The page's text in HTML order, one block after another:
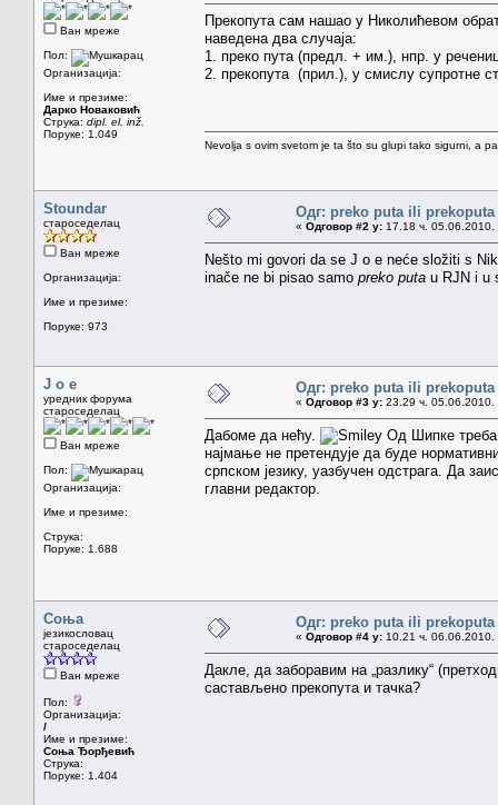
Ван мреже
Пол:
Организација:
Име и презиме:
Дарко Новаковић
Струка: dipl. el. inž.
Поруке: 1.049
Прекопута сам нашао у Николићевом
наведена два случаја:
1. преко пута (предл. + им.), нпр. у
2. прекопута (прил.), у смислу супротне
Nevolja s ovim svetom je ta što su glupi tako sigurni, a
Stoundar
староседелац
Ван мреже
Организација:
Име и презиме:
Поруке: 973
Одг: preko puta ili prekoputa
« Одговор #2 у: 17.18 ч. 05.06.2010.
Nešto mi govori da se J o e neće složiti s
inače ne bi pisao samo preko puta u RJN i u
J o e
уредник форума
староседелац
Ван мреже
Пол:
Организација:
Име и презиме:
Струка:
Поруке: 1.688
Одг: preko puta ili prekoputa
« Одговор #3 у: 23.29 ч. 05.06.2010.
Дабоме да нећу.
Од Шипке треба
најмање не претендује да буде
српском језику, уазбучен одстрага. Да
главни редактор.
Соња
језикословац
староседелац
Ван мреже
Пол:
Организација:
/
Име и презиме:
Соња Ђорђевић
Струка:
Поруке: 1.404
Одг: preko puta ili prekoputa
« Одговор #4 у: 10.21 ч. 06.06.2010.
Дакле, да заборавим на „разлику“
састављено прекопута и тачка?